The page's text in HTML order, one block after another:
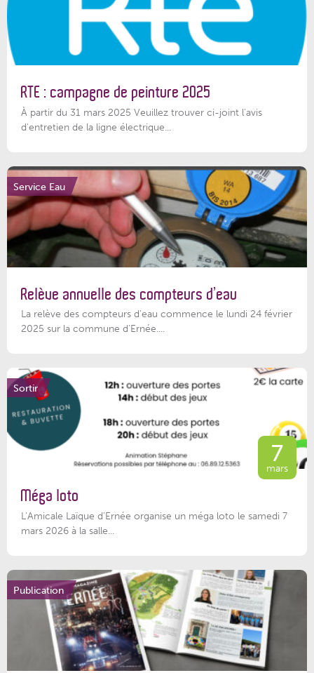
RTE : campagne de peinture 2025
À partir du 31 mars 2025 Veuillez trouver ci-joint l'avis
d'entretien de la ligne électrique...
Service Eau
Relève annuelle des compteurs d’eau
La relève des compteurs d'eau commence le lundi 24 février
2025 sur la commune d’Ernée....
Sortir
7
mars
Méga loto
L’Amicale Laïque d’Ernée organise un méga loto le samedi 7
mars 2026 à la salle...
Publication